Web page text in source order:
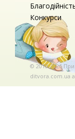
Конкурси
© 2010-2026
ditvora.com.ua